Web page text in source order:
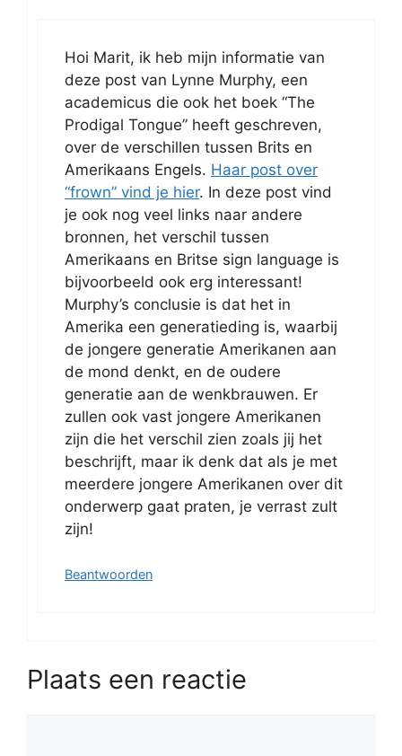
Hoi Marit, ik heb mijn informatie van
deze post van Lynne Murphy, een
academicus die ook het boek “The
Prodigal Tongue” heeft geschreven,
over de verschillen tussen Brits en
Amerikaans Engels. Haar post over
“frown” vind je hier. In deze post vind
je ook nog veel links naar andere
bronnen, het verschil tussen
Amerikaans en Britse sign language is
bijvoorbeeld ook erg interessant!
Murphy’s conclusie is dat het in
Amerika een generatieding is, waarbij
de jongere generatie Amerikanen aan
de mond denkt, en de oudere
generatie aan de wenkbrauwen. Er
zullen ook vast jongere Amerikanen
zijn die het verschil zien zoals jij het
beschrijft, maar ik denk dat als je met
meerdere jongere Amerikanen over dit
onderwerp gaat praten, je verrast zult
zijn!
Beantwoorden
Plaats een reactie